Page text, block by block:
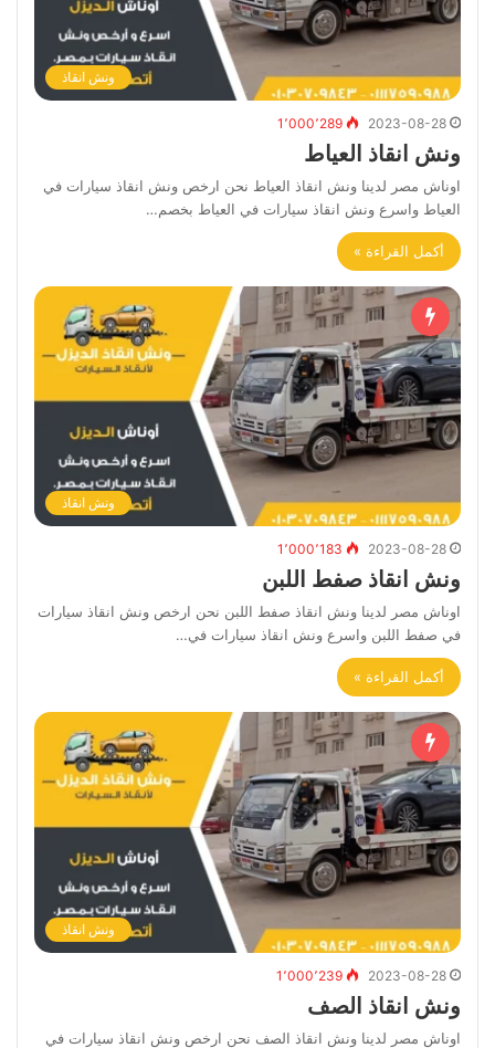
ونش انقاذ
2023-08-28 1٬000٬289
ونش انقاذ العياط
اوناش مصر لدينا ونش انقاذ العياط نحن ارخص ونش انقاذ سيارات في
العياط واسرع ونش انقاذ سيارات في العياط بخصم…
أكمل القراءة »
ونش انقاذ
2023-08-28 1٬000٬183
ونش انقاذ صفط اللبن
اوناش مصر لدينا ونش انقاذ صفط اللبن نحن ارخص ونش انقاذ سيارات
في صفط اللبن واسرع ونش انقاذ سيارات في…
أكمل القراءة »
ونش انقاذ
2023-08-28 1٬000٬239
ونش انقاذ الصف
اوناش مصر لدينا ونش انقاذ الصف نحن ارخص ونش انقاذ سيارات في